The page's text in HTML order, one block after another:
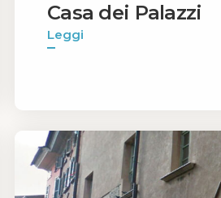
Casa dei Palazzi
Leggi